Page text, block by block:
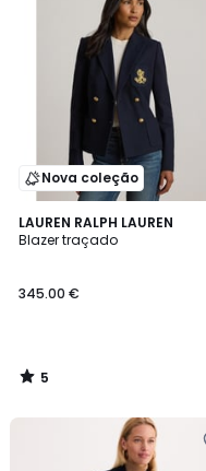
Nova coleção
LAUREN RALPH LAUREN
Blazer traçado
345.00 €
5
/
5
/